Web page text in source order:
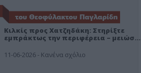
Κιλκίς προς Χατζηδάκη: Στηρίξτε
εμπράκτως την περιφέρεια – μειώσ…
11-06-2026 - Κανένα σχόλιο